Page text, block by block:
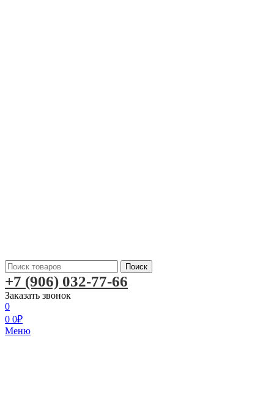
Поиск
+7 (906) 032-77-66
Заказать звонок
0
0 0₽
Меню